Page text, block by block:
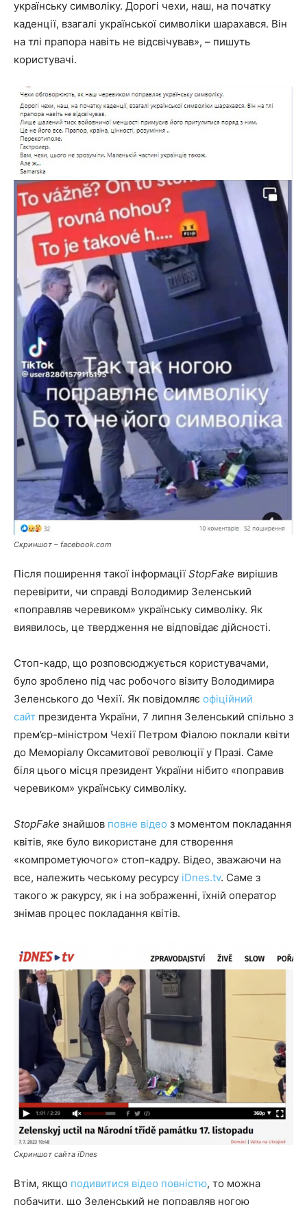
українську символіку. Дорогі чехи, наш, на початку
каденції, взагалі української символіки шарахався. Він
на тлі прапора навіть не відсвічував», – пишуть
користувачі.
Скриншот – facebook.com
Після поширення такої інформації StopFake вирішив
перевірити, чи справді Володимир Зеленський
«поправляв черевиком» українську символіку. Як
виявилось, це твердження не відповідає дійсності.
Стоп-кадр, що розповсюджується користувачами,
було зроблено під час робочого візиту Володимира
Зеленського до Чехії. Як повідомляє офіційний
сайт президента України, 7 липня Зеленський спільно з
прем’єр-міністром Чехії Петром Фіалою поклали квіти
до Меморіалу Оксамитової революції у Празі. Саме
біля цього місця президент України нібито «поправив
черевиком» українську символіку.
StopFake знайшов повне відео з моментом покладання
квітів, яке було використане для створення
«компрометуючого» стоп-кадру. Відео, зважаючи на
все, належить чеському ресурсу iDnes.tv. Саме з
такого ж ракурсу, як і на зображенні, їхній оператор
знімав процес покладання квітів.
Скриншот сайта iDnes
Втім, якщо подивитися відео повністю, то можна
побачити, що Зеленський не поправляв ногою